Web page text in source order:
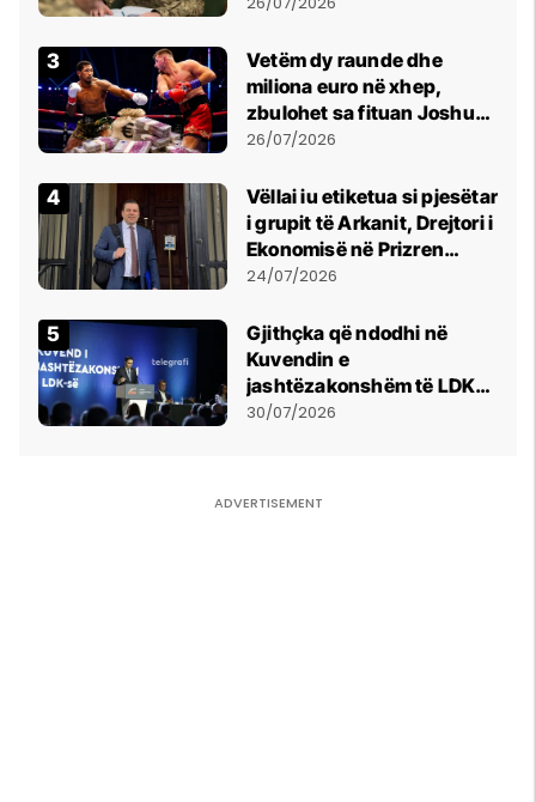
Vetëm dy raunde dhe
miliona euro në xhep,
zbulohet sa fituan Joshua
e Prenga
26/07/2026
Vëllai iu etiketua si pjesëtar
i grupit të Arkanit, Drejtori i
Ekonomisë në Prizren
mohon pretendimet
24/07/2026
Gjithçka që ndodhi në
Kuvendin e
jashtëzakonshëm të LDK-
së
30/07/2026